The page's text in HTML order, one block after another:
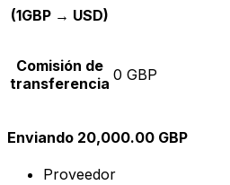
(1GBP → USD)
Comisión de
transferencia 0 GBP
Enviando 20,000.00 GBP
Proveedor